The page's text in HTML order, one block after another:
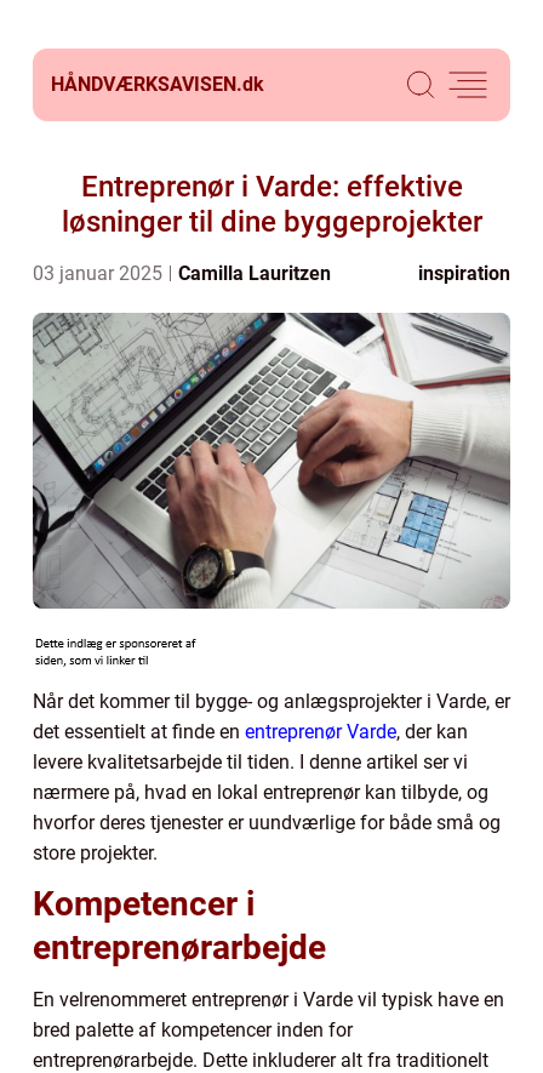
HÅNDVÆRKSAVISEN.dk
Entreprenør i Varde: effektive
løsninger til dine byggeprojekter
03 januar 2025 Camilla Lauritzen inspiration
Når det kommer til bygge- og anlægsprojekter i Varde, er
det essentielt at finde en entreprenør Varde, der kan
levere kvalitetsarbejde til tiden. I denne artikel ser vi
nærmere på, hvad en lokal entreprenør kan tilbyde, og
hvorfor deres tjenester er uundværlige for både små og
store projekter.
Kompetencer i
entreprenørarbejde
En velrenommeret entreprenør i Varde vil typisk have en
bred palette af kompetencer inden for
entreprenørarbejde. Dette inkluderer alt fra traditionelt